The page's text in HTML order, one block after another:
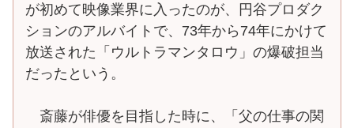
が初めて映像業界に入ったのが、円谷プロダク
ションのアルバイトで、73年から74年にかけて
放送された「ウルトラマンタロウ」の爆破担当
だったという。
斎藤が俳優を目指した時に、「父の仕事の関